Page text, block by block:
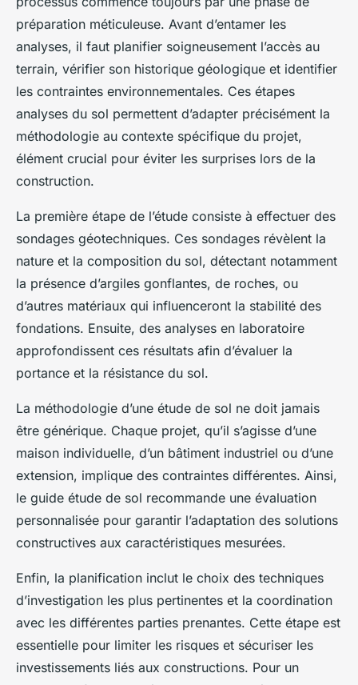
préparation méticuleuse. Avant d’entamer les
analyses, il faut planifier soigneusement l’accès au
terrain, vérifier son historique géologique et identifier
les contraintes environnementales. Ces étapes
analyses du sol permettent d’adapter précisément la
méthodologie au contexte spécifique du projet,
élément crucial pour éviter les surprises lors de la
construction.
La première étape de l’étude consiste à effectuer des
sondages géotechniques. Ces sondages révèlent la
nature et la composition du sol, détectant notamment
la présence d’argiles gonflantes, de roches, ou
d’autres matériaux qui influenceront la stabilité des
fondations. Ensuite, des analyses en laboratoire
approfondissent ces résultats afin d’évaluer la
portance et la résistance du sol.
La méthodologie d’une étude de sol ne doit jamais
être générique. Chaque projet, qu’il s’agisse d’une
maison individuelle, d’un bâtiment industriel ou d’une
extension, implique des contraintes différentes. Ainsi,
le guide étude de sol recommande une évaluation
personnalisée pour garantir l’adaptation des solutions
constructives aux caractéristiques mesurées.
Enfin, la planification inclut le choix des techniques
d’investigation les plus pertinentes et la coordination
avec les différentes parties prenantes. Cette étape est
essentielle pour limiter les risques et sécuriser les
investissements liés aux constructions. Pour un